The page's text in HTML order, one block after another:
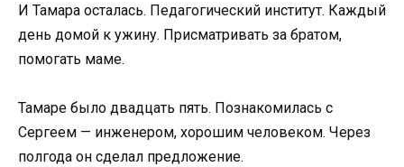
И Тамара осталась. Педагогический институт. Каждый
день домой к ужину. Присматривать за братом,
помогать маме.
Тамаре было двадцать пять. Познакомилась с
Сергеем — инженером, хорошим человеком. Через
полгода он сделал предложение.